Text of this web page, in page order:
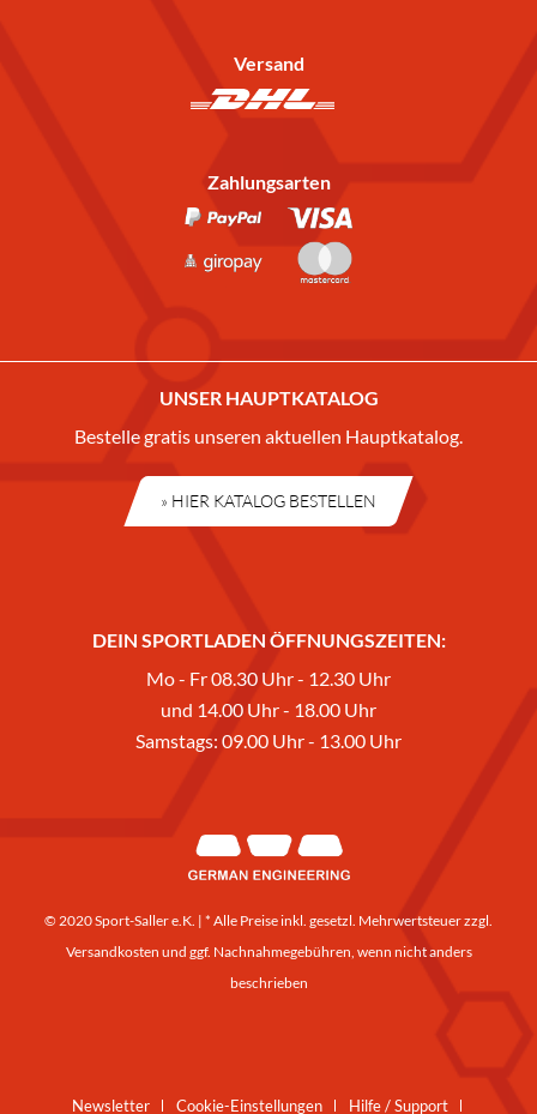
Versand
Zahlungsarten
UNSER HAUPTKATALOG
Bestelle gratis unseren aktuellen Hauptkatalog.
» HIER KATALOG BESTELLEN
DEIN SPORTLADEN ÖFFNUNGSZEITEN:
Mo - Fr 08.30 Uhr - 12.30 Uhr
und 14.00 Uhr - 18.00 Uhr
Samstags: 09.00 Uhr - 13.00 Uhr
© 2020 Sport-Saller e.K. | * Alle Preise inkl. gesetzl. Mehrwertsteuer zzgl.
Versandkosten und ggf. Nachnahmegebühren, wenn nicht anders
beschrieben
Newsletter Cookie-Einstellungen Hilfe / Support